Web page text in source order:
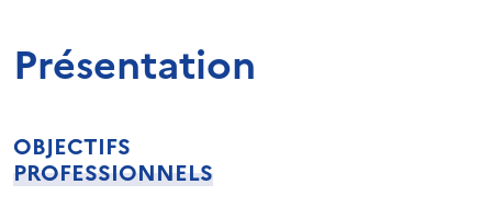
Présentation
OBJECTIFS
PROFESSIONNELS